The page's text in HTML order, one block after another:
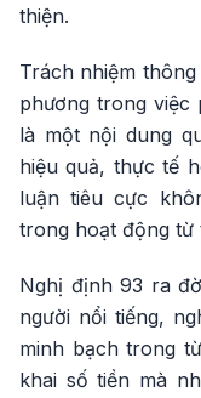
thiện.
Trách nhiệm
phương trong việc
là một nội dung
hiệu quả, thực tế
luận tiêu cực
trong hoạt động từ
Nghị định 93 ra
người nổi tiếng,
minh bạch trong
khai số tiền mà